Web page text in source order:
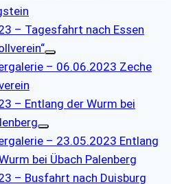
– Tagesfahrt nach Essen
– 06.06.2023 Zeche
– Entlang der Wurm bei
– 23.05.2023 Entlang
bei Übach Palenberg
– Busfahrt nach Duisburg